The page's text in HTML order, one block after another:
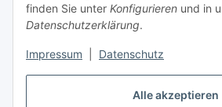
Alle akzeptieren
finden Sie unter Konfigurieren und in
Datenschutzerklärung.
Impressum Datenschutz
Passwort vergessen
Neu hier?